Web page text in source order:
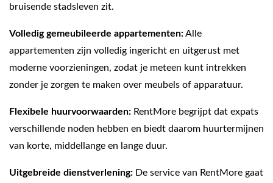
bruisende stadsleven zit.
Volledig gemeubileerde appartementen:Alle
appartementen zijn volledig ingericht en uitgerust met
moderne voorzieningen, zodat je meteen kunt intrekken
zonder je zorgen te maken over meubels of apparatuur.
Flexibele huurvoorwaarden: RentMore begrijpt dat expats
verschillende noden hebben en biedt daarom huurtermijnen
van korte, middellange en lange duur.
Uitgebreide dienstverlening: De service van RentMore gaat